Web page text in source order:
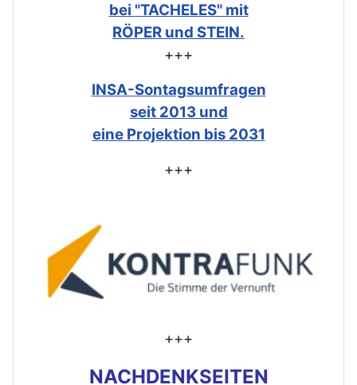
bei "TACHELES" mit
RÖPER und STEIN.
+++
INSA-Sontagsumfragen
seit 2013 und
eine Projektion bis 2031
+++
+++
NACHDENKSEITEN